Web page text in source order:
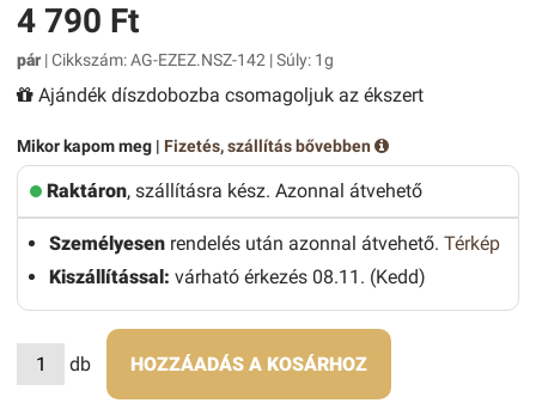
4 790 Ft
pár | Cikkszám: AG-EZEZ.NSZ-142 | Súly: 1g
Ajándék díszdobozba csomagoljuk az ékszert
Mikor kapom meg | Fizetés, szállítás bővebben
Raktáron, szállításra kész. Azonnal átvehető
Személyesen rendelés után azonnal átvehető. Térkép
Kiszállítással: várható érkezés 08.11. (Kedd)
db HOZZÁADÁS A KOSÁRHOZ